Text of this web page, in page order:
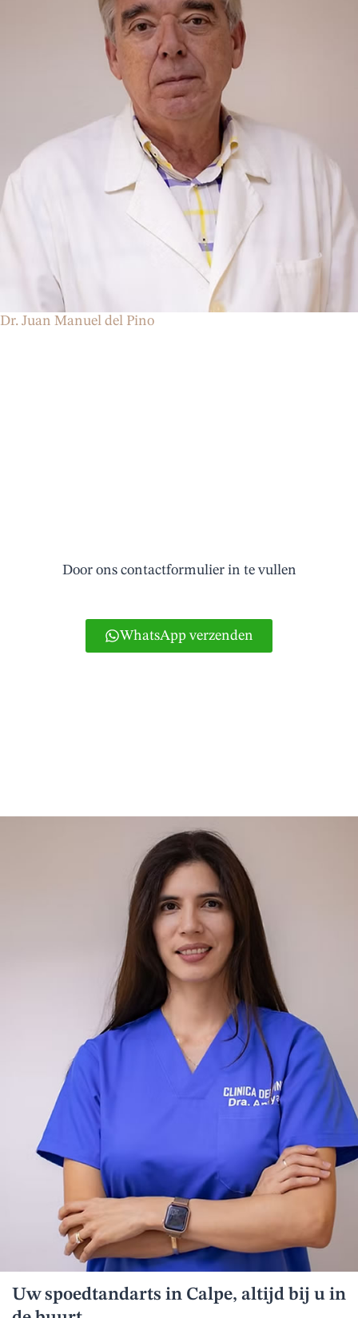
Dr. Juan Manuel del Pino
Door ons contactformulier in te vullen
WhatsApp verzenden
Uw spoedtandarts in Calpe, altijd bij u in